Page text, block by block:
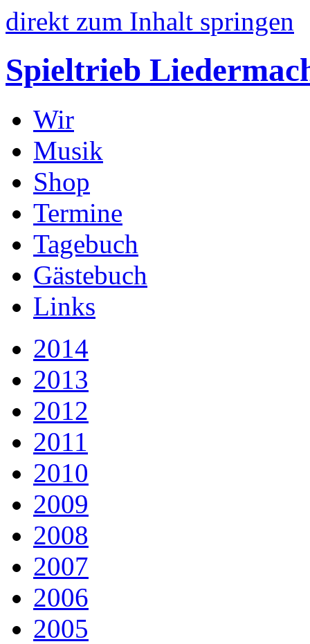
direkt zum Inhalt springen
Spieltrieb
Wir
Musik
Shop
Termine
Tagebuch
Gästebuch
Links
2014
2013
2012
2011
2010
2009
2008
2007
2006
2005